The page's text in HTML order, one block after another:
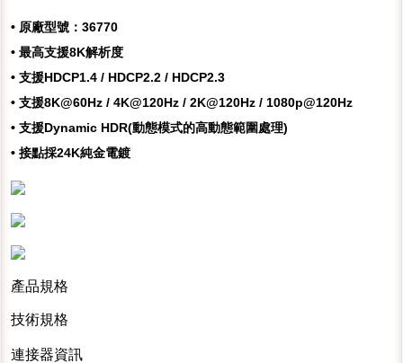
• 原廠型號：36770
• 最高支援8K解析度
• 支援HDCP1.4 / HDCP2.2 / HDCP2.3
• 支援8K@60Hz / 4K@120Hz / 2K@120Hz / 1080p@120Hz
• 支援Dynamic HDR(動態模式的高動態範圍處理)
• 接點採24K純金電鍍
產品規格
技術規格
連接器資訊